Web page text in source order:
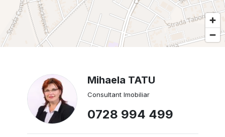
Mihaela TATU
Consultant Imobiliar
0728 994 499